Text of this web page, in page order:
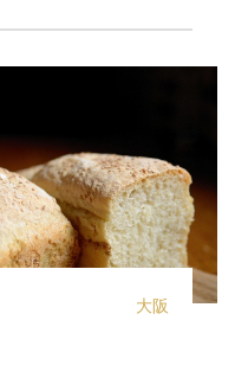
大阪